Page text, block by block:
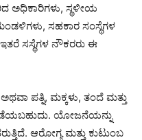
ಅಧಿಕಾರಿಗಳು, ಸ್ಥಳೀಯ
ಸಹಕಾರ ಸಂಸ್ಥೆಗಳ
ಇತರೆ ಸಸ್ಥೆಗಳ ನೌಕರರು ಈ
ಪತ್ನಿ, ಮಕ್ಕಳು, ತಂದೆ ಮತ್ತು
ಯೋಜನೆಯನ್ನು
ಆರೋಗ್ಯ ಮತ್ತು ಕುಟುಂಬ